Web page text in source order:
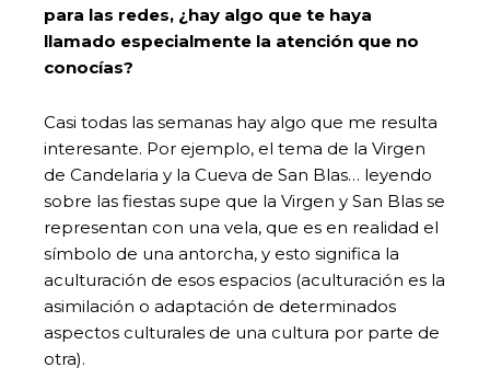
para las redes, ¿hay algo que te haya
llamado especialmente la atención que no
conocías?
Casi todas las semanas hay algo que me resulta
interesante. Por ejemplo, el tema de la Virgen
de Candelaria y la Cueva de San Blas… leyendo
sobre las fiestas supe que la Virgen y San Blas se
representan con una vela, que es en realidad el
símbolo de una antorcha, y esto significa la
aculturación de esos espacios (aculturación es la
asimilación o adaptación de determinados
aspectos culturales de una cultura por parte de
otra).